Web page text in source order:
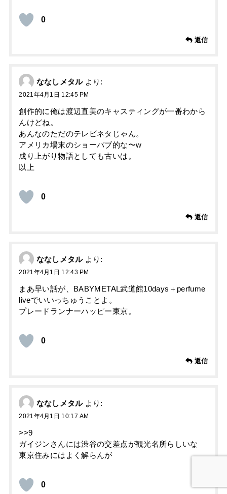
0
返信
ななしメタル より:
2021年4月1日 12:45 PM
創作的に俺は渡辺直美のキャスティングが一番わから
んけどね。
あんなのただのテレビネタじゃん。
アメリカ場末のショーパブ的な〜w
成り上がり物語としても古いは。
以上
0
返信
ななしメタル より:
2021年4月1日 12:43 PM
まあ早い話が、BABYMETAL武道館10days＋perfume
liveでいいっちゅうことよ。
プレードランナーハッピー東京。
0
返信
ななしメタル より:
2021年4月1日 10:17 AM
>>9
ガイジンさんには渋谷の交差点が観光名所らしいな
東京住みにはよく解らんが
0